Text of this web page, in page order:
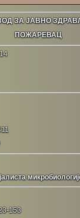
ЗА ЈАВНО
ПОЖАРЕВАЦ
153